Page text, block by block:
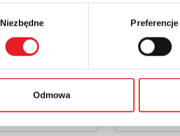
Niezbędne Preferencje
Odmowa
Zapytaj o szczegóły oferty